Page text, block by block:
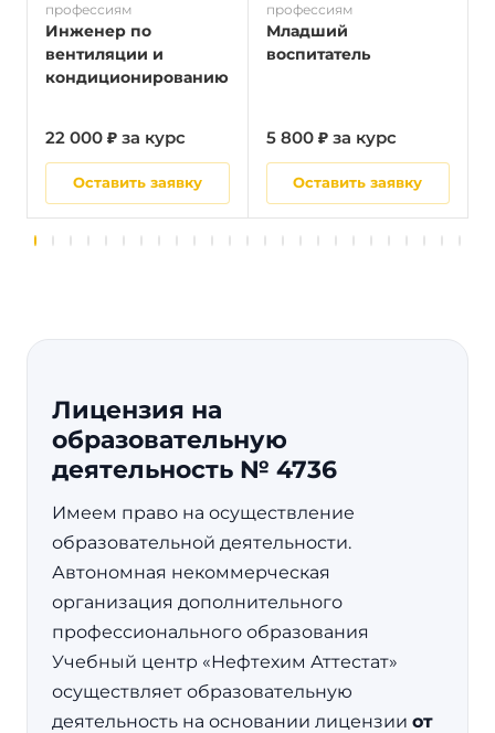
профессиям
Инженер по
вентиляции и
кондиционированию
22 000 ₽ за курс
Оставить заявку
профессиям
Младший
воспитатель
5 800 ₽ за курс
Оставить заявку
Лицензия на
образовательную
деятельность № 4736
Имеем право на осуществление
образовательной деятельности.
Автономная некоммерческая
организация дополнительного
профессионального образования
Учебный центр «Нефтехим Аттестат»
осуществляет образовательную
деятельность на основании лицензии от